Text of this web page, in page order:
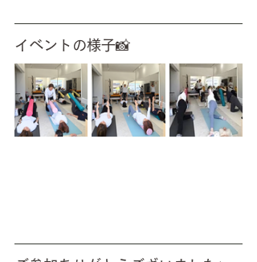
イベントの様子📸